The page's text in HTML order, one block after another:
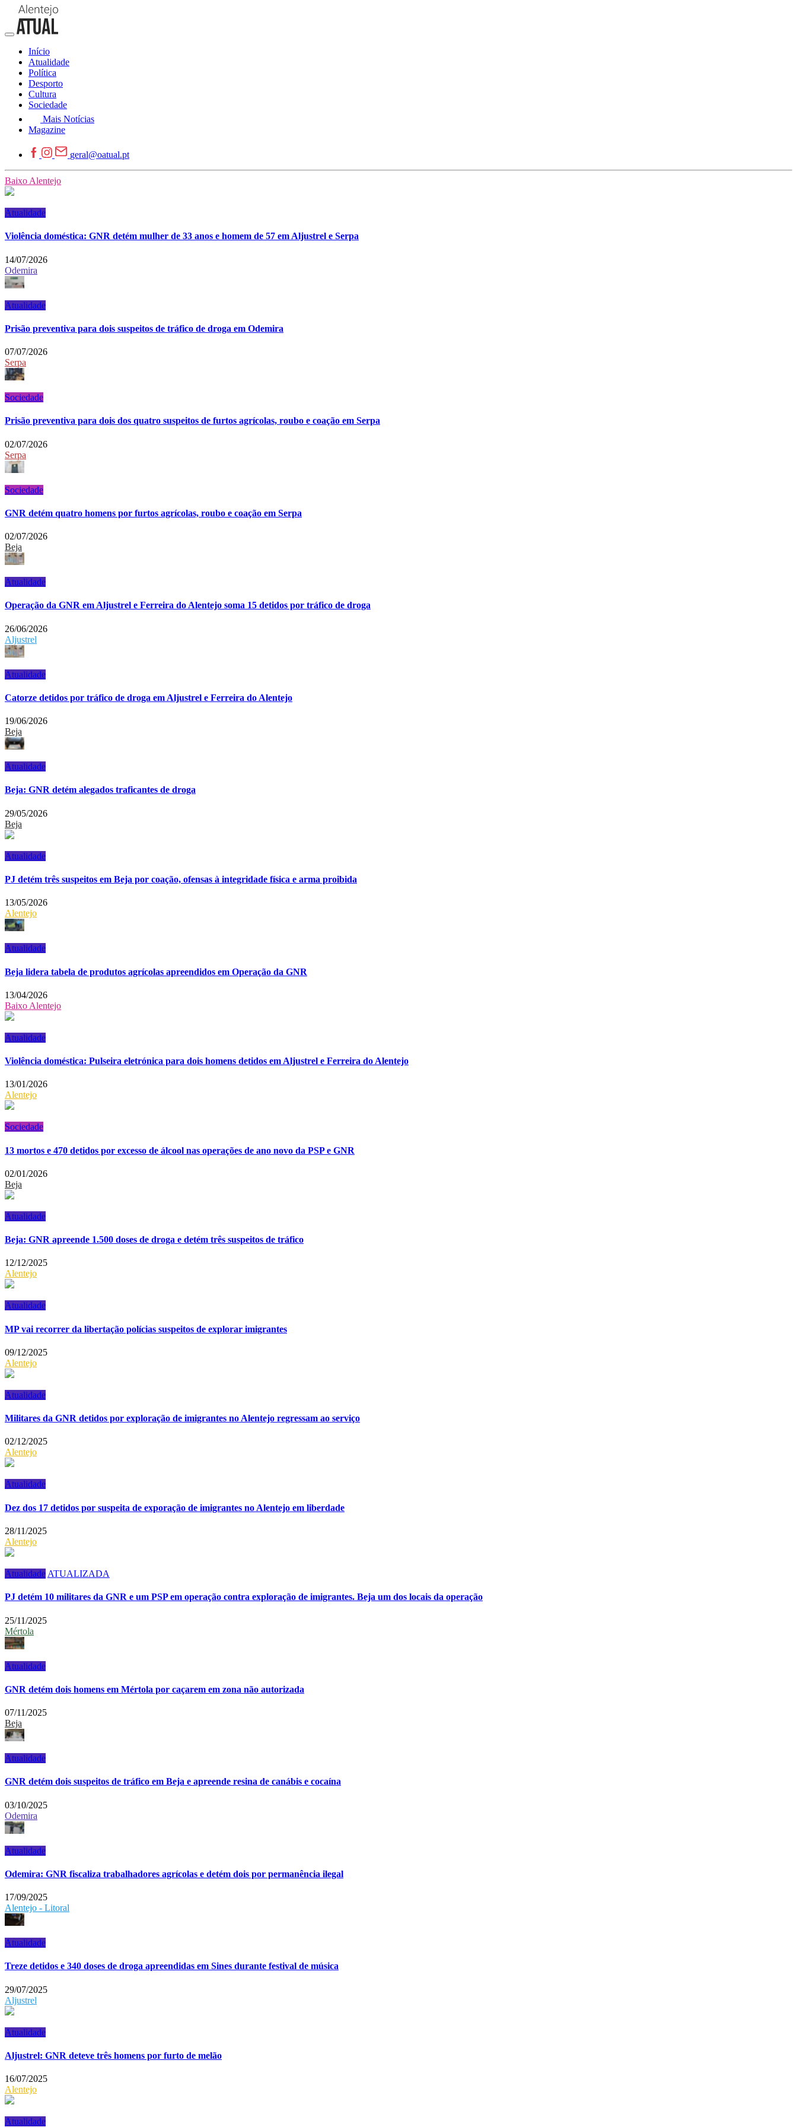
Início
Atualidade
Política
Desporto
Cultura
Sociedade
Mais Notícias
Magazine
geral@oatual.pt
Baixo Alentejo
Atualidade
Violência doméstica: GNR detém mulher de 33 anos e homem de 57 em Aljustrel e Serpa
14/07/2026
Odemira
Atualidade
Prisão preventiva para dois suspeitos de tráfico de droga em Odemira
07/07/2026
Serpa
Sociedade
Prisão preventiva para dois dos quatro suspeitos de furtos agrícolas, roubo e coação em Serpa
02/07/2026
Serpa
Sociedade
GNR detém quatro homens por furtos agrícolas, roubo e coação em Serpa
02/07/2026
Beja
Atualidade
Operação da GNR em Aljustrel e Ferreira do Alentejo soma 15 detidos por tráfico de droga
26/06/2026
Aljustrel
Atualidade
Catorze detidos por tráfico de droga em Aljustrel e Ferreira do Alentejo
19/06/2026
Beja
Atualidade
Beja: GNR detém alegados traficantes de droga
29/05/2026
Beja
Atualidade
PJ detém três suspeitos em Beja por coação, ofensas à integridade física e arma proibida
13/05/2026
Alentejo
Atualidade
Beja lidera tabela de produtos agrícolas apreendidos em Operação da GNR
13/04/2026
Baixo Alentejo
Atualidade
Violência doméstica: Pulseira eletrónica para dois homens detidos em Aljustrel e Ferreira do Alentejo
13/01/2026
Alentejo
Sociedade
13 mortos e 470 detidos por excesso de álcool nas operações de ano novo da PSP e GNR
02/01/2026
Beja
Atualidade
Beja: GNR apreende 1.500 doses de droga e detém três suspeitos de tráfico
12/12/2025
Alentejo
Atualidade
MP vai recorrer da libertação polícias suspeitos de explorar imigrantes
09/12/2025
Alentejo
Atualidade
Militares da GNR detidos por exploração de imigrantes no Alentejo regressam ao serviço
02/12/2025
Alentejo
Atualidade
Dez dos 17 detidos por suspeita de exporação de imigrantes no Alentejo em liberdade
28/11/2025
Alentejo
Atualidade ATUALIZADA
PJ detém 10 militares da GNR e um PSP em operação contra exploração de imigrantes. Beja um dos locais da operação
25/11/2025
Mértola
Atualidade
GNR detém dois homens em Mértola por caçarem em zona não autorizada
07/11/2025
Beja
Atualidade
GNR detém dois suspeitos de tráfico em Beja e apreende resina de canábis e cocaína
03/10/2025
Odemira
Atualidade
Odemira: GNR fiscaliza trabalhadores agrícolas e detém dois por permanência ilegal
17/09/2025
Alentejo - Litoral
Atualidade
Treze detidos e 340 doses de droga apreendidas em Sines durante festival de música
29/07/2025
Aljustrel
Atualidade
Aljustrel: GNR deteve três homens por furto de melão
16/07/2025
Alentejo
Atualidade